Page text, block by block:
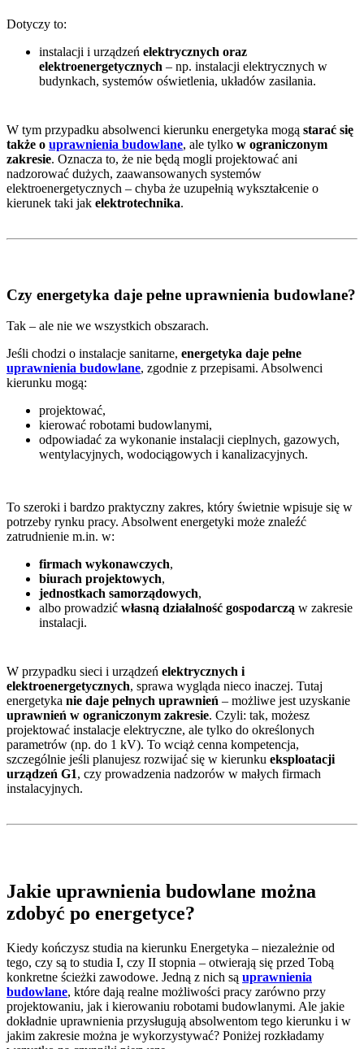
Dotyczy to:
instalacji i urządzeń elektrycznych oraz
elektroenergetycznych – np. instalacji elektrycznych w
budynkach, systemów oświetlenia, układów zasilania.
W tym przypadku absolwenci kierunku energetyka mogą starać się
także o uprawnienia budowlane, ale tylko w ograniczonym
zakresie. Oznacza to, że nie będą mogli projektować ani
nadzorować dużych, zaawansowanych systemów
elektroenergetycznych – chyba że uzupełnią wykształcenie o
kierunek taki jak elektrotechnika.
Czy energetyka daje pełne uprawnienia budowlane?
Tak – ale nie we wszystkich obszarach.
Jeśli chodzi o instalacje sanitarne, energetyka daje pełne
uprawnienia budowlane, zgodnie z przepisami. Absolwenci
kierunku mogą:
projektować,
kierować robotami budowlanymi,
odpowiadać za wykonanie instalacji cieplnych, gazowych,
wentylacyjnych, wodociągowych i kanalizacyjnych.
To szeroki i bardzo praktyczny zakres, który świetnie wpisuje się w
potrzeby rynku pracy. Absolwent energetyki może znaleźć
zatrudnienie m.in. w:
firmach wykonawczych,
biurach projektowych,
jednostkach samorządowych,
albo prowadzić własną działalność gospodarczą w zakresie
instalacji.
W przypadku sieci i urządzeń elektrycznych i
elektroenergetycznych, sprawa wygląda nieco inaczej. Tutaj
energetyka nie daje pełnych uprawnień – możliwe jest uzyskanie
uprawnień w ograniczonym zakresie. Czyli: tak, możesz
projektować instalacje elektryczne, ale tylko do określonych
parametrów (np. do 1 kV). To wciąż cenna kompetencja,
szczególnie jeśli planujesz rozwijać się w kierunku eksploatacji
urządzeń G1, czy prowadzenia nadzorów w małych firmach
instalacyjnych.
Jakie uprawnienia budowlane można
zdobyć po energetyce?
Kiedy kończysz studia na kierunku Energetyka – niezależnie od
tego, czy są to studia I, czy II stopnia – otwierają się przed Tobą
konkretne ścieżki zawodowe. Jedną z nich są uprawnienia
budowlane, które dają realne możliwości pracy zarówno przy
projektowaniu, jak i kierowaniu robotami budowlanymi. Ale jakie
dokładnie uprawnienia przysługują absolwentom tego kierunku i w
jakim zakresie można je wykorzystywać? Poniżej rozkładamy